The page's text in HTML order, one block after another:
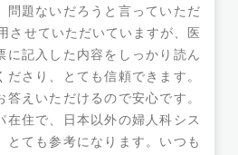
問題ないだろうと言っていただ
させていただいていますが、医
に記入した内容をしっかり読ん
さり、とても信頼できます。
えいただけるので安心です。
在住で、日本以外の婦人科シス
とても参考になります。いつも